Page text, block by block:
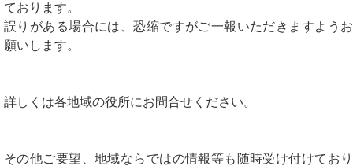
ております。
誤りがある場合には、恐縮ですがご一報いただきますようお
願いします。
詳しくは各地域の役所にお問合せください。
その他ご要望、地域ならではの情報等も随時受け付けており